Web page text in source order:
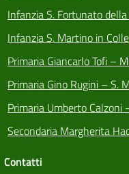
Infanzia S. Fortunato
Infanzia S. Martino in Colle
Primaria Giancarlo Tofi –
Primaria Gino Rugini – S.
Primaria Umberto Calzoni
Secondaria Margherita
Contatti